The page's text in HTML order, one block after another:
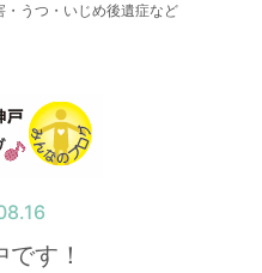
・うつ・いじめ後遺症など
す！